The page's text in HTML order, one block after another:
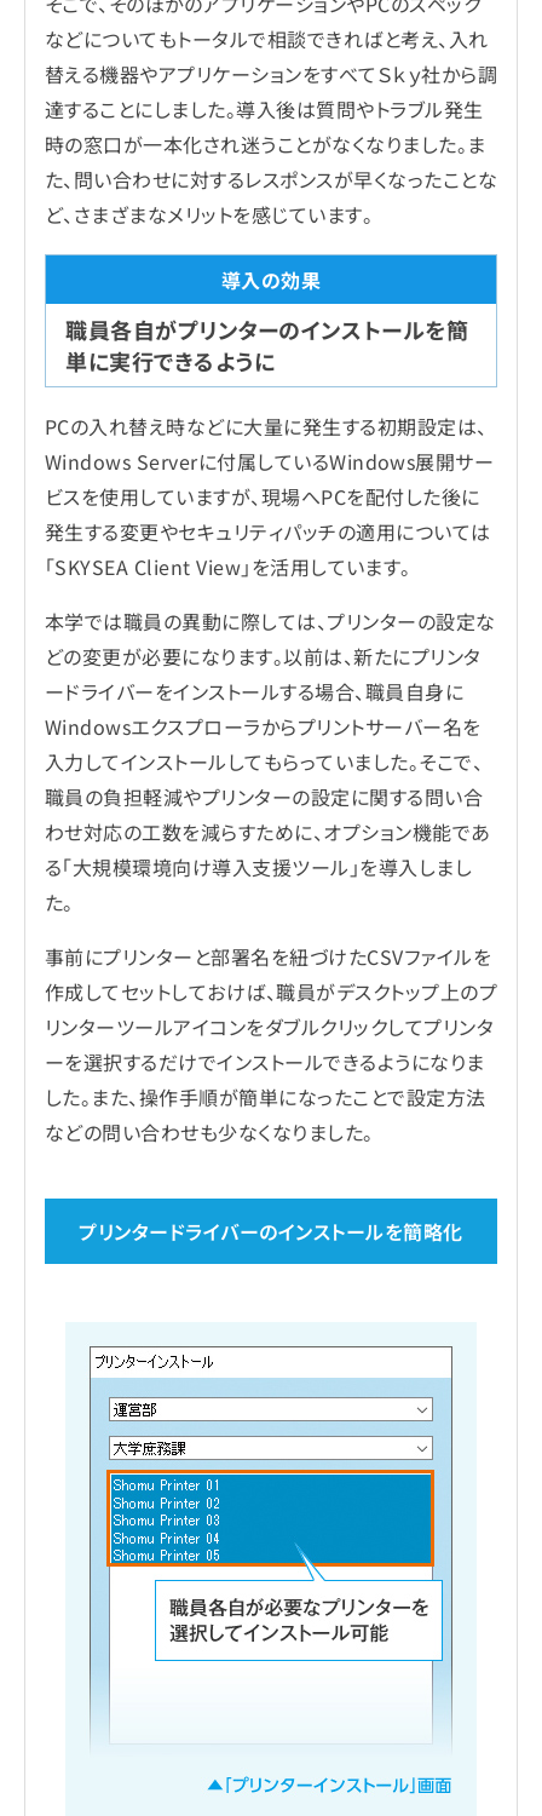
などについてもトータルで相談できればと考え、入れ
替える機器やアプリケーションをすべてＳｋｙ社から調
達することにしました。導入後は質問やトラブル発生
時の窓口が一本化され迷うことがなくなりました。ま
た、問い合わせに対するレスポンスが早くなったことな
ど、さまざまなメリットを感じています。
職員各自がプリンターのインストールを簡
単に実行できるように
PCの入れ替え時などに大量に発生する初期設定は、
Windows Serverに付属しているWindows展開サー
ビスを使用していますが、現場へPCを配付した後に
発生する変更やセキュリティパッチの適用については
「SKYSEA Client View」を活用しています。
本学では職員の異動に際しては、プリンターの設定な
どの変更が必要になります。以前は、新たにプリンタ
ードライバーをインストールする場合、職員自身に
Windowsエクスプローラからプリントサーバー名を
入力してインストールしてもらっていました。そこで、
職員の負担軽減やプリンターの設定に関する問い合
わせ対応の工数を減らすために、オプション機能であ
る「大規模環境向け導入支援ツール」を導入しまし
た。
事前にプリンターと部署名を紐づけたCSVファイルを
作成してセットしておけば、職員がデスクトップ上のプ
リンターツールアイコンをダブルクリックしてプリンタ
ーを選択するだけでインストールできるようになりま
した。また、操作手順が簡単になったことで設定方法
などの問い合わせも少なくなりました。
プリンタードライバーのインストールを簡略化